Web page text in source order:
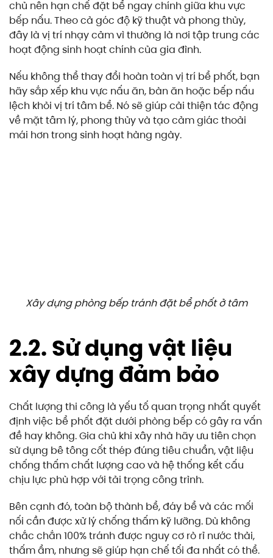
chủ nên hạn chế đặt bể ngay chính giữa khu vực
bếp nấu. Theo cả góc độ kỹ thuật và phong thủy,
đây là vị trí nhạy cảm vì thường là nơi tập trung các
hoạt động sinh hoạt chính của gia đình.
Nếu không thể thay đổi hoàn toàn vị trí bể phốt, bạn
hãy sắp xếp khu vực nấu ăn, bàn ăn hoặc bếp nấu
lệch khỏi vị trí tâm bể. Nó sẽ giúp cải thiện tác động
về mặt tâm lý, phong thủy và tạo cảm giác thoải
mái hơn trong sinh hoạt hàng ngày.
Xây dựng phòng bếp tránh đặt bể phốt ở tâm
2.2. Sử dụng vật liệu
xây dựng đảm bảo
Chất lượng thi công là yếu tố quan trọng nhất quyết
định việc bể phốt đặt dưới phòng bếp có gây ra vấn
đề hay không. Gia chủ khi xây nhà hãy ưu tiên chọn
sử dụng bê tông cốt thép đúng tiêu chuẩn, vật liệu
chống thấm chất lượng cao và hệ thống kết cấu
chịu lực phù hợp với tải trọng công trình.
Bên cạnh đó, toàn bộ thành bể, đáy bể và các mối
nối cần được xử lý chống thấm kỹ lưỡng. Dù không
chắc chắn 100% tránh được nguy cơ rò rỉ nước thải,
thấm ẩm, nhưng sẽ giúp hạn chế tối đa nhất có thể.